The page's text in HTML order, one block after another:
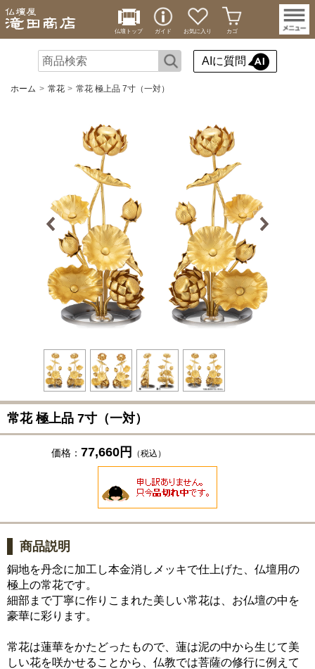
仏壇トップ ガイド お気に入り カゴ
AIに質問
ホーム 常花 常花 極上品 7寸（一対）
常花 極上品 7寸（一対）
価格： 77,660円 （税込）
商品説明
銅地を丹念に加工し本金消しメッキで仕上げた、仏壇用の
極上の常花です。
細部まで丁寧に作りこまれた美しい常花は、お仏壇の中を
豪華に彩ります。
常花は蓮華をかたどったもので、蓮は泥の中から生じて美
しい花を咲かせることから、仏教では菩薩の修行に例えて